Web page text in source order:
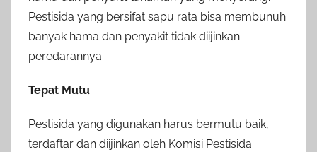
Pestisida yang bersifat sapu rata bisa membunuh
banyak hama dan penyakit tidak diijinkan
peredarannya.
Tepat Mutu
Pestisida yang digunakan harus bermutu baik,
terdaftar dan diijinkan oleh Komisi Pestisida.